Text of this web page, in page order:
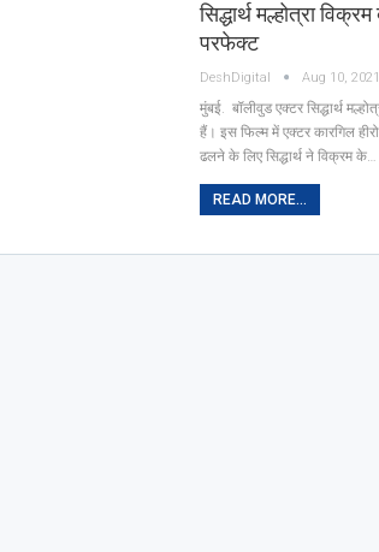
सिद्धार्थ मल्होत्रा
परफेक्ट
DeshDigital Aug 10, 2021
मुंबई. बॉलीवुड एक्टर सिद्धार्थ
हैं। इस फिल्म में एक्टर कारगिल
ढलने के लिए सिद्धार्थ ने विक्रम के…
READ MORE...